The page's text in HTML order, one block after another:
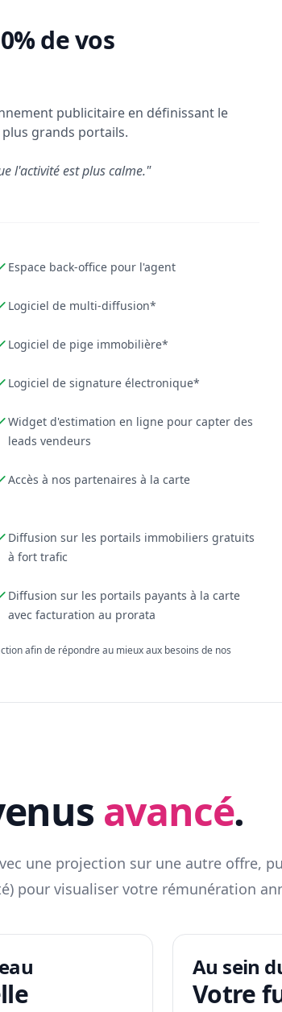
de vos
publicitaire en définissant le
grands portails.
l'activité est plus calme."
Espace back-office pour l'agent
Logiciel de multi-diffusion*
Logiciel de pige immobilière*
Logiciel de signature électronique*
Widget d'estimation en ligne pour capter des
leads vendeurs
Accès à nos partenaires à la carte
Diffusion sur les portails immobiliers gratuits
à fort trafic
Diffusion sur les portails payants à la carte
avec facturation au prorata
afin de répondre au mieux aux besoins de nos
avancé.
une projection sur une autre offre,
pour visualiser votre rémunération
Au sein
Votre